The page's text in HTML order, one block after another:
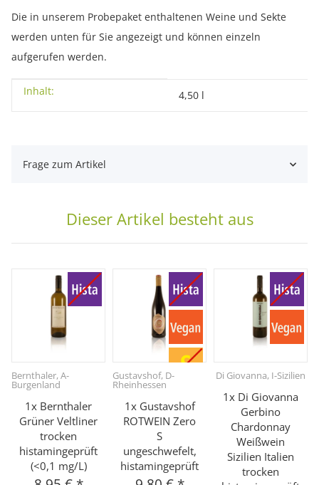
Die in unserem Probepaket enthaltenen Weine und Sekte
werden unten für Sie angezeigt und können einzeln
aufgerufen werden.
Produkteigenschaft
Wert
Inhalt: 4,50 l
Frage zum Artikel
Dieser Artikel besteht aus
Bernthaler, A-
Burgenland
1x Bernthaler
Grüner Veltliner
trocken
histamingeprüft
(<0,1 mg/L)
Gustavshof, D-
Rheinhessen
1x Gustavshof
ROTWEIN Zero
S
ungeschwefelt,
histamingeprüft
Di Giovanna, I-Sizilien
1x Di Giovanna
Gerbino
Chardonnay
Weißwein
Sizilien Italien
trocken